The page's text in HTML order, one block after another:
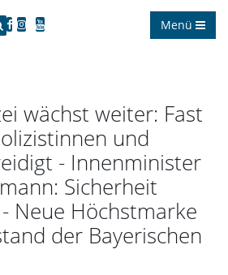
Menü
wächst weiter: Fast
und
- Innenminister
Sicherheit
Neue Höchstmarke
der Bayerischen